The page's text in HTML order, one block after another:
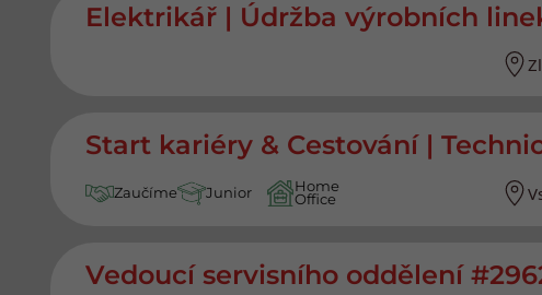
Elektrikář | Údržba výrobních
Start kariéry & Cestování |
Zaučíme Junior
Home
Office
Vedoucí servisního oddělení